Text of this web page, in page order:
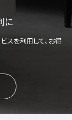
に
スを利用して、お得